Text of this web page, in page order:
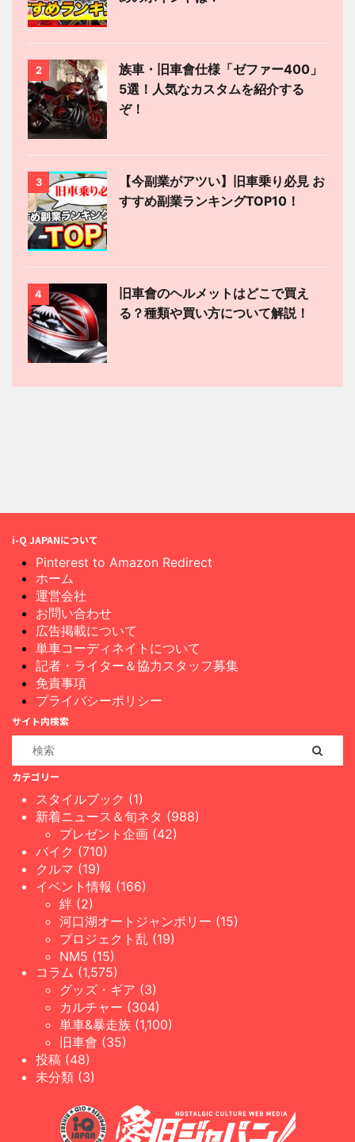
2
族車・旧車會仕様「ゼファー400」
5選！人気なカスタムを紹介する
ぞ！
3
【今副業がアツい】旧車乗り必見 お
すすめ副業ランキングTOP10！
4
旧車會のヘルメットはどこで買え
る？種類や買い方について解説！
i-Q JAPANについて
Pinterest to Amazon Redirect
ホーム
運営会社
お問い合わせ
広告掲載について
単車コーディネイトについて
記者・ライター＆協力スタッフ募集
免責事項
プライバシーポリシー
サイト内検索
カテゴリー
スタイルブック (1)
新着ニュース＆旬ネタ (988)
プレゼント企画 (42)
バイク (710)
クルマ (19)
イベント情報 (166)
絆 (2)
河口湖オートジャンボリー (15)
プロジェクト乱 (19)
NM5 (15)
コラム (1,575)
グッズ・ギア (3)
カルチャー (304)
単車&暴走族 (1,100)
旧車會 (35)
投稿 (48)
未分類 (3)